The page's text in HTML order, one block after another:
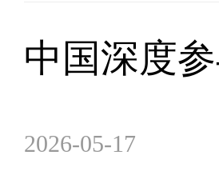
中国深度
2026-05-17